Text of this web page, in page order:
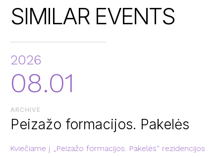
SIMILAR EVENTS
2026
08.01
ARCHIVE
Peizažo formacijos. Pakelės
Kviečiame į „Peizažo formacijos. Pakelės“ rezidencijos